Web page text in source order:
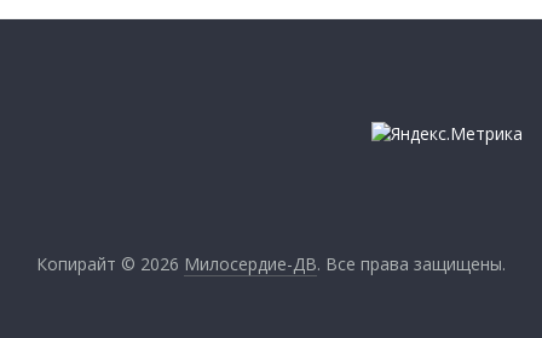
Копирайт © 2026 Милосердие-ДВ. Все права защищены.